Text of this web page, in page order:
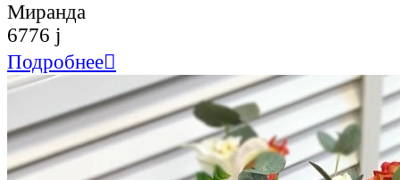
Миранда
6776 j
Подробнее